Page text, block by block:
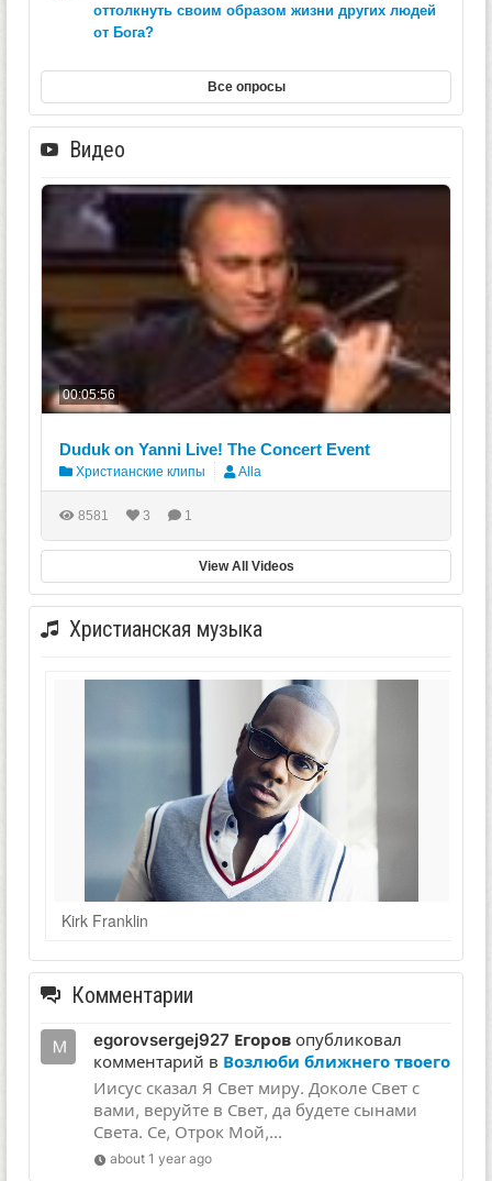
оттолкнуть своим образом жизни других людей
от Бога?
Все опросы
Видео
00:05:56
Duduk on Yanni Live! The Concert Event
Христианские клипы Alla
8581 3 1
View All Videos
Христианская музыка
Kirk Franklin
Комментарии
egorovsergej927 Егоров опубликовал
комментарий в Возлюби ближнего твоего
Иисус сказал Я Свет миру. Доколе Свет с
вами, веруйте в Свет, да будете сынами
Света. Се, Отрок Мой,...
about 1 year ago